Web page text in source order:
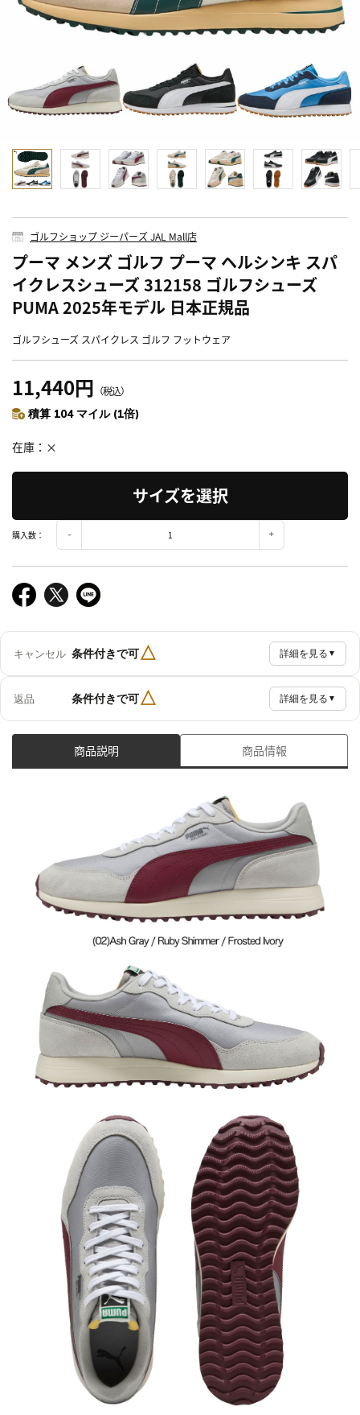
ゴルフショップ ジーパーズ JAL Mall店
プーマ メンズ ゴルフ プーマ ヘルシンキ スパ
イクレスシューズ 312158 ゴルフシューズ
PUMA 2025年モデル 日本正規品
ゴルフシューズ スパイクレス ゴルフ フットウェア
11,440円 （税込）
積算 104 マイル (1倍)
在庫 ×
サイズを選択
購入数：
キャンセル 条件付きで可△ 詳細を見る ▼
返品 条件付きで可△ 詳細を見る ▼
商品説明 商品情報